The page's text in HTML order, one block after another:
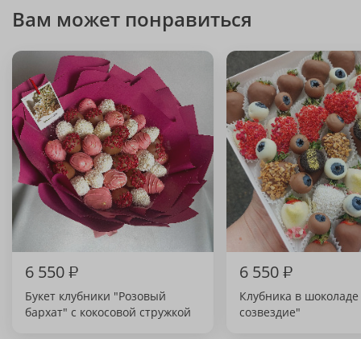
Вам может понравиться
6 550₽
Букет клубники "Розовый
бархат" с кокосовой стружкой
6 550₽
Клубника в
созвездие"